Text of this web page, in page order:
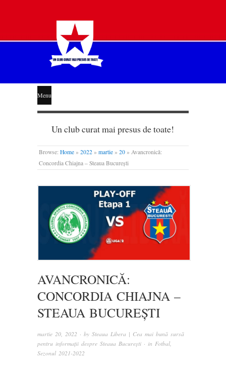
STEAUA
LIBERĂ
Menu
Un club curat mai presus de toate!
Browse: Home » 2022 » martie » 20 » Avancronică:
Concordia Chiajna – Steaua București
AVANCRONICĂ:
CONCORDIA CHIAJNA –
STEAUA BUCUREȘTI
martie 20, 2022 · by Steaua Libera | Cea mai bună sursă
pentru informații despre Steaua București · in Fotbal,
Sezonul 2021-2022